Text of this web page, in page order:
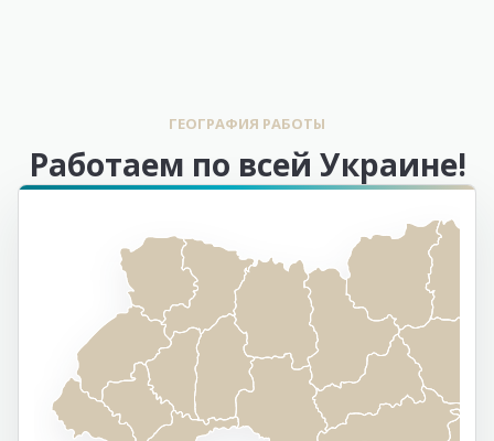
ГЕОГРАФИЯ РАБОТЫ
Работаем по всей Украине!